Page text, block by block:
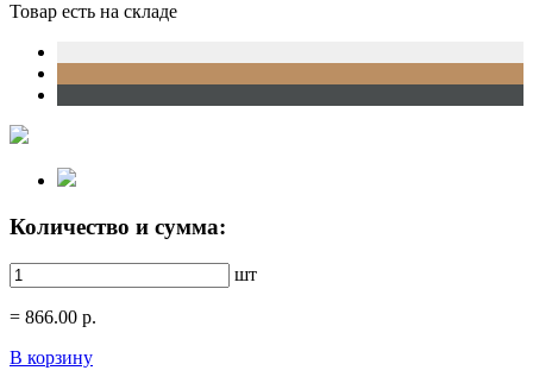
Товар есть на складе
Количество и сумма:
шт
= 866.00 р.
В корзину